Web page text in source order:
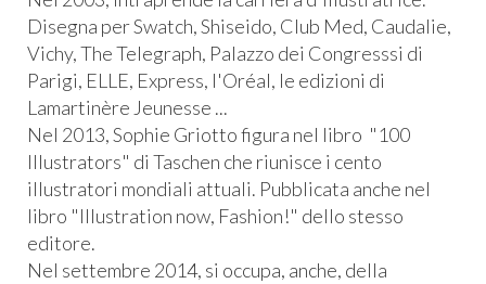
Disegna per Swatch, Shiseido, Club Med, Caudalie,
Vichy, The Telegraph, Palazzo dei Congresssi di
Parigi, ELLE, Express, l'Oréal, le edizioni di
Lamartinère Jeunesse ...
Nel 2013, Sophie Griotto figura nel libro "100
Illustrators" di Taschen che riunisce i cento
illustratori mondiali attuali. Pubblicata anche nel
libro "Illustration now, Fashion!" dello stesso
editore.
Nel settembre 2014, si occupa, anche, della